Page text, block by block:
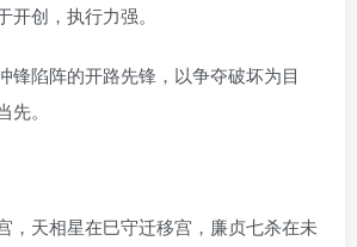
创，执行力强。
锋陷阵的开路先锋，以争夺破坏为目
。
，天相星在巳守迁移宫，廉贞七杀在未